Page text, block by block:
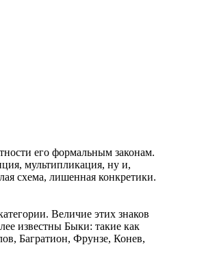
его формальным законам.
мультипликация, ну и,
схема, лишенная конкретики.
Величие этих знаков
известны Быки: такие как
Багратион, Фрунзе, Конев,